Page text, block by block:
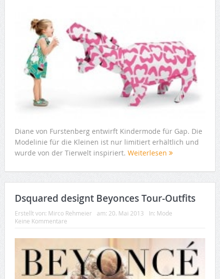
Diane von Furstenberg entwirft Kindermode für Gap. Die
Modelinie für die Kleinen ist nur limitiert erhältlich und
wurde von der Tierwelt inspiriert. Weiterlesen
Dsquared designt Beyonces Tour-Outfits
Erstellt von: Mirco Rehmeier am: 20. Mai 2013 In: Mode
Keine Kommentare